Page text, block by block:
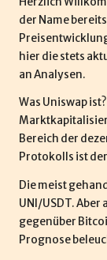
i
n
-
B
u
d
e
der Name
hier die stets
an Analysen.
Was Uniswap
Bereich der
Protokolls ist
Die meist
UNI/USDT. Aber
gegenüber
Prognose